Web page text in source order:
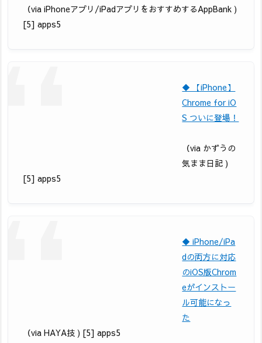
（via iPhoneアプリ/iPadアプリをおすすめするAppBank )
[5] apps5
◆ 【iPhone】
Chrome for iO
S ついに登場！
（via かずうの
気まま日記 )
[5] apps5
◆ iPhone/iPa
dの両方に対応
のiOS版Chrom
eがインストー
ル可能になっ
た
（via HAYA技 ) [5] apps5